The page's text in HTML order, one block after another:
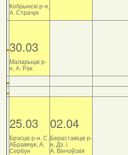
Кобрынскі р-н,
А. Страчук
30.03
Маларыцкі р-
н, А. Рак
25.03
Брэсцкі р-н, С.
АБрамчук, А.
Сербун
02.04
Бераставіцкі р-
н, Дз. і
А. Вінчэўскія